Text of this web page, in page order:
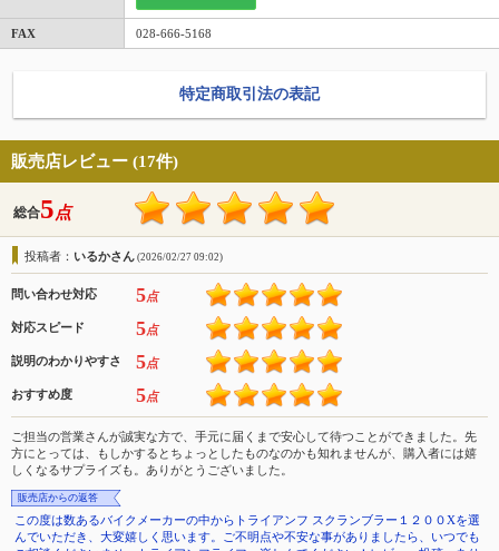
FAX 028-666-5168
特定商取引法の表記
販売店レビュー (17件)
総合5点
投稿者： いるかさん (2026/02/27 09:02)
問い合わせ対応 5点
対応スピード 5点
説明のわかりやすさ 5点
おすすめ度 5点
ご担当の営業さんが誠実な方で、手元に届くまで安心して待つことができました。先
方にとっては、もしかするとちょっとしたものなのかも知れませんが、購入者には嬉
しくなるサプライズも。ありがとうございました。
販売店からの返答
この度は数あるバイクメーカーの中からトライアンフ スクランブラー１２００Xを選
んでいただき、大変嬉しく思います。ご不明点や不安な事がありましたら、いつでも